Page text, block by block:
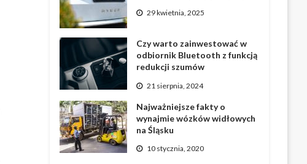
29 kwietnia, 2025
Czy warto zainwestować w
odbiornik Bluetooth z funkcją
redukcji szumów
21 sierpnia, 2024
Najważniejsze fakty o
wynajmie wózków widłowych
na Śląsku
10 stycznia, 2020